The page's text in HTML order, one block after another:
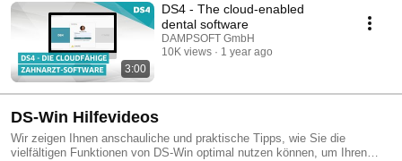
3:00
DS4 - The cloud-enabled
dental software
DAMPSOFT GmbH
10K views
1 year ago
DS-Win Hilfevideos
Wir zeigen Ihnen anschauliche und praktische Tipps, wie Sie die
vielfältigen Funktionen von DS-Win optimal nutzen können, um Ihren